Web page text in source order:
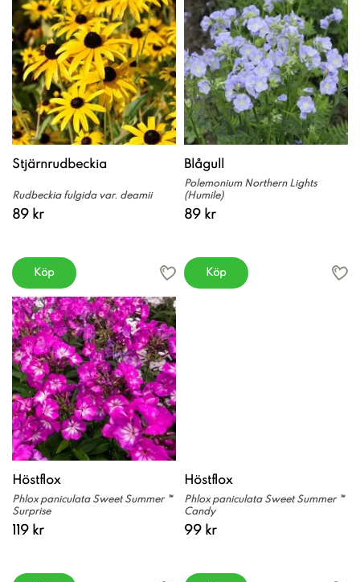
Stjärnrudbeckia
Rudbeckia fulgida var. deamii
89 kr
Köp
Blågull
Polemonium Northern Lights
(Humile)
89 kr
Köp
Höstflox
Phlox paniculata Sweet Summer ™
Surprise
119 kr
Höstflox
Phlox paniculata Sweet Summer ™
Candy
99 kr